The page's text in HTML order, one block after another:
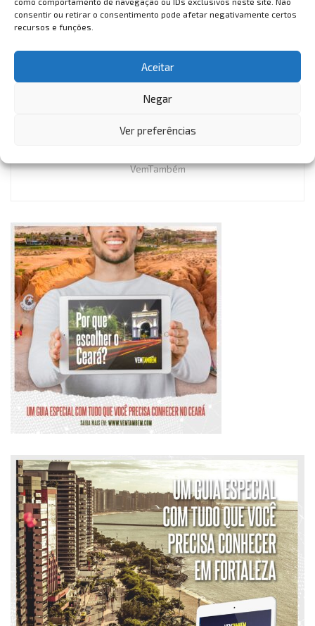
consentir ou retirar o consentimento pode afetar negativamente certos
recursos e funções.
Aceitar
Negar
Ver preferências
gastronomia revista no ceará Revista vem também
twitter vem também
VemTambém